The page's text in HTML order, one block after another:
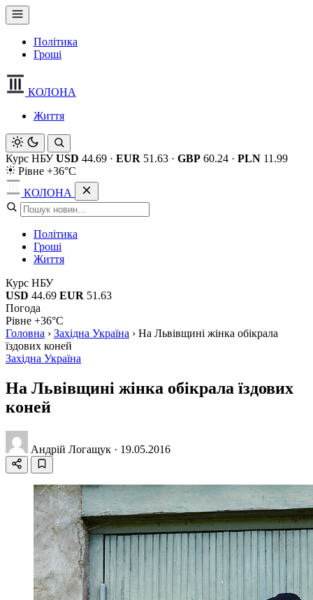
Політика
Гроші
КОЛОНА
Життя
Курс НБУ USD 44.69 · EUR 51.63 · GBP 60.24 · PLN 11.99
Рівне +36°C
КОЛОНА
Політика
Гроші
Життя
Курс НБУ
USD 44.69 EUR 51.63
Погода
Рівне +36°C
Головна › Західна Україна › На Львівщині жінка обікрала
їздових коней
Західна Україна
На Львівщині жінка обікрала їздових
коней
Андрій Логащук · 19.05.2016